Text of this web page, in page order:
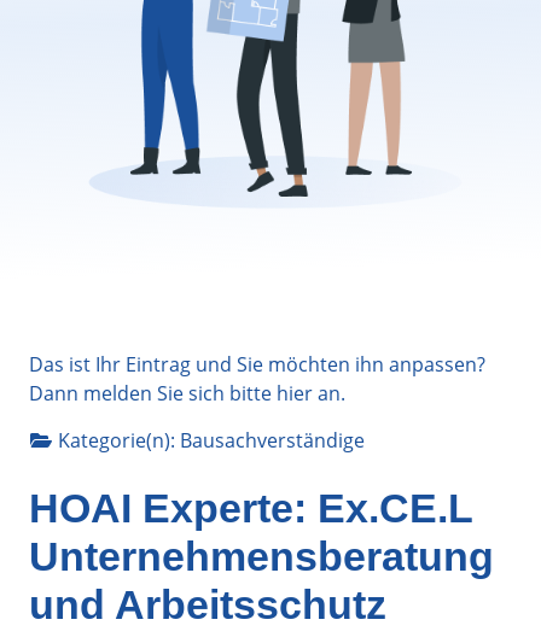
Das ist Ihr Eintrag und Sie möchten ihn anpassen?
Dann melden Sie sich bitte hieran.
Kategorie(n): Bausachverständige
HOAI Experte: Ex.CE.L
Unternehmensberatung
und Arbeitsschutz